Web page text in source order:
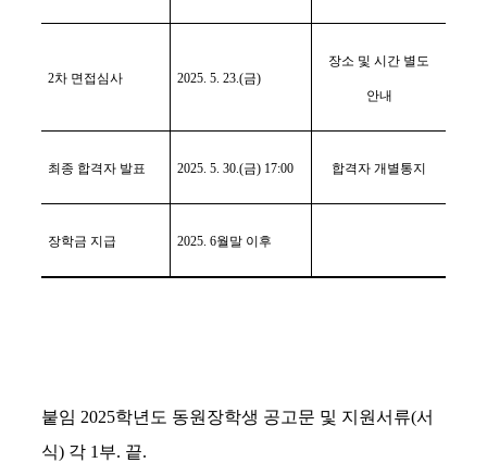
2차 면접심사 2025. 5. 23.(금)
장소 및 시간 별도
안내
최종 합격자 발표 2025. 5. 30.(금) 17:00 합격자 개별통지
장학금 지급 2025. 6월말 이후
붙임 2025학년도 동원장학생 공고문 및 지원서류(서
식) 각 1 부. 끝.